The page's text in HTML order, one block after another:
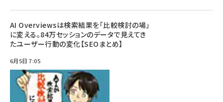
AI Overviewsは検索結果を「比較検討の場」
に変える。84万セッションのデータで見えてき
たユーザー行動の変化【SEOまとめ】
6月5日 7:05